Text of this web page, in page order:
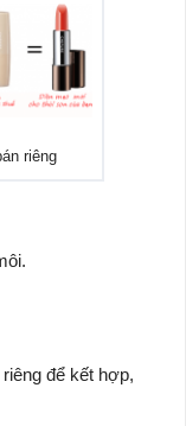
riêng
để kết hợp,